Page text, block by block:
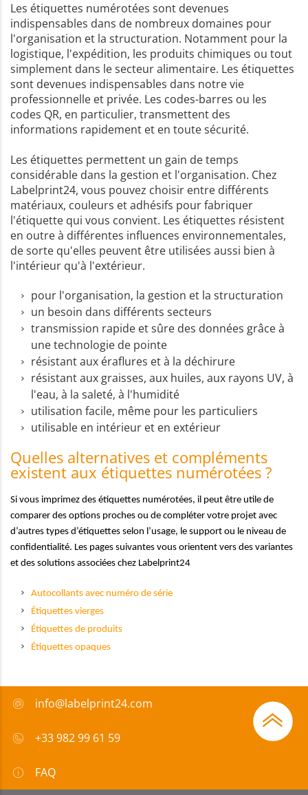
Les étiquettes numérotées sont devenues
indispensables dans de nombreux domaines pour
l'organisation et la structuration. Notamment pour la
logistique, l'expédition, les produits chimiques ou tout
simplement dans le secteur alimentaire. Les étiquettes
sont devenues indispensables dans notre vie
professionnelle et privée. Les codes-barres ou les
codes QR, en particulier, transmettent des
informations rapidement et en toute sécurité.
Les étiquettes permettent un gain de temps
considérable dans la gestion et l'organisation. Chez
Labelprint24, vous pouvez choisir entre différents
matériaux, couleurs et adhésifs pour fabriquer
l'étiquette qui vous convient. Les étiquettes résistent
en outre à différentes influences environnementales,
de sorte qu'elles peuvent être utilisées aussi bien à
l'intérieur qu'à l'extérieur.
pour l'organisation, la gestion et la structuration
un besoin dans différents secteurs
transmission rapide et sûre des données grâce à
une technologie de pointe
résistant aux éraflures et à la déchirure
résistant aux graisses, aux huiles, aux rayons UV, à
l'eau, à la saleté, à l'humidité
utilisation facile, même pour les particuliers
utilisable en intérieur et en extérieur
Quelles alternatives et compléments
existent aux étiquettes numérotées ?
Si vous imprimez des étiquettes numérotées, il peut être utile de
comparer des options proches ou de compléter votre projet avec
d’autres types d’étiquettes selon l’usage, le support ou le niveau de
confidentialité. Les pages suivantes vous orientent vers des variantes
et des solutions associées chez Labelprint24
Autocollants avec numéro de série
Étiquettes vierges
Étiquettes de produits
Étiquettes opaques
info@labelprint24.com
+33 982 99 61 59
FAQ